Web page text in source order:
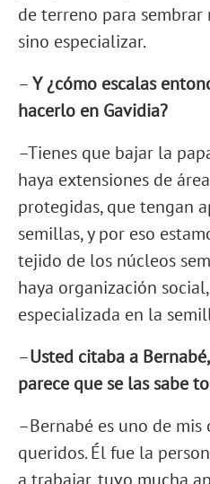
de terreno para sembrar
sino especializar.
–Y ¿cómo escalas
hacerlo en Gavidia?
–Tienes que bajar la
haya extensiones de
protegidas, que tengan
semillas, y por eso
tejido de los núcleos
haya organización
especializada en la
–Usted citaba a
parece que se las sabe
–Bernabé es uno de mis
queridos. Él fue la